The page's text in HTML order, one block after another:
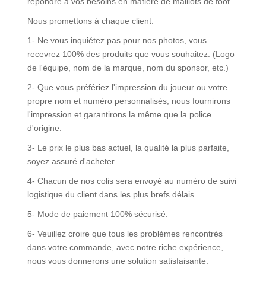
Nous promettons à chaque client:
1- Ne vous inquiétez pas pour nos photos, vous
recevrez 100% des produits que vous souhaitez. (Logo
de l'équipe, nom de la marque, nom du sponsor, etc.)
2- Que vous préfériez l'impression du joueur ou votre
propre nom et numéro personnalisés, nous fournirons
l'impression et garantirons la même que la police
d'origine.
3- Le prix le plus bas actuel, la qualité la plus parfaite,
soyez assuré d'acheter.
4- Chacun de nos colis sera envoyé au numéro de suivi
logistique du client dans les plus brefs délais.
5- Mode de paiement 100% sécurisé.
6- Veuillez croire que tous les problèmes rencontrés
dans votre commande, avec notre riche expérience,
nous vous donnerons une solution satisfaisante.